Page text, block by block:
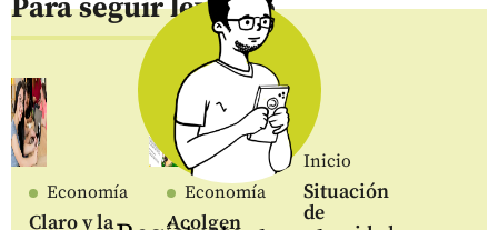
Para seguir leyendo
Economía
Claro y la
Economía
Acolgen
Inicio
Situación
de